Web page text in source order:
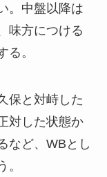
。中盤以降は
味方につける
る。
保と対峙した
対した状態か
など、WBとし
。